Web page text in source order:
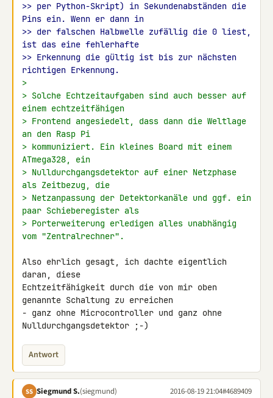
>> per Python-Skript) in Sekundenabständen die
Pins ein. Wenn er dann in
>> der falschen Halbwelle zufällig die 0 liest,
ist das eine fehlerhafte
>> Erkennung die gültig ist bis zur nächsten
richtigen Erkennung.
>
> Solche Echtzeitaufgaben sind auch besser auf
einem echtzeitfähigen
> Frontend angesiedelt, dass dann die Weltlage
an den Rasp Pi
> kommuniziert. Ein kleines Board mit einem
ATmega328, ein
> Nulldurchgangsdetektor auf einer Netzphase
als Zeitbezug, die
> Netzanpassung der Detektorkanäle und ggf. ein
paar Schieberegister als
> Porterweiterung erledigen alles unabhängig
vom "Zentralrechner".
Also ehrlich gesagt, ich dachte eigentlich
daran, diese
Echtzeitfähigkeit durch die von mir oben
genannte Schaltung zu erreichen
- ganz ohne Microcontroller und ganz ohne
Nulldurchgangsdetektor ;-)
Antwort
SS Siegmund S.(siegmund) 2016-08-19 21:04#4689409